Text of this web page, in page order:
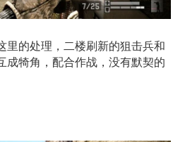
的处理，二楼刷新的狙击兵和
成犄角，配合作战，没有默契的